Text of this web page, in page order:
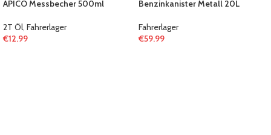
APICO Messbecher 500ml
2T Öl, Fahrerlager
€12.99
Benzinkanister Metall 20L
Fahrerlager
€59.99